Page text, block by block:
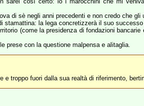
di sè negli anni precedenti e non credo che
stamattina: la lega concretizzerà il suo
(come la presidenza di fondazioni
prese con la questione malpensa e alitaglia.
e troppo fuori dalla sua realtà di riferimento,